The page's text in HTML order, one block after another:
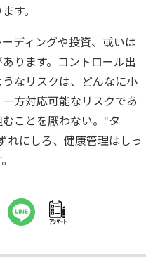
す。
ディングや投資、或いは
ります。コントロール出
なリスクは、どんなに小
方対応可能なリスクであ
ことを厭わない。"タ
れにしろ、健康管理はしっ
ｱﾝｹｰﾄ